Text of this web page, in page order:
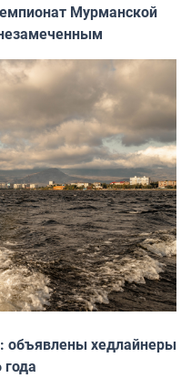
Мурманской
объявлены хедлайнеры